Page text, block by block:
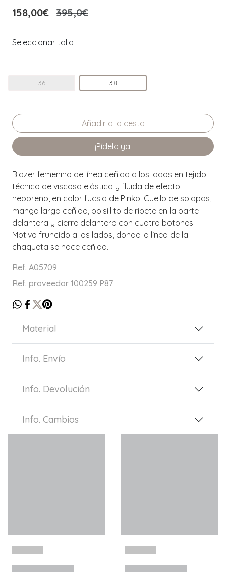
158,00€ 395,0€
Seleccionar talla
36 38
¡Pídelo ya!
Blazer femenino de línea ceñida a los lados en tejido
técnico de viscosa elástica y fluida de efecto
neopreno, en color fucsia de Pinko. Cuello de solapas,
manga larga ceñida, bolsillito de ribete en la parte
delantera y cierre delantero con cuatro botones.
Motivo fruncido a los lados, donde la línea de la
chaqueta se hace ceñida.
Ref. A05709
Ref. proveedor 100259 P87
Material
Info. Envío
Info. Devolución
Info. Cambios